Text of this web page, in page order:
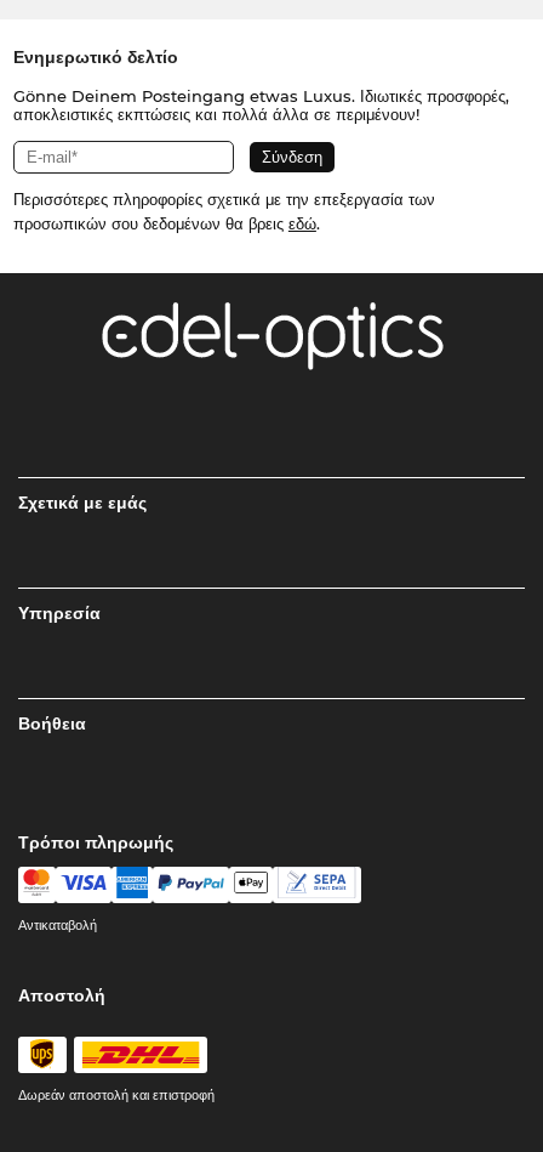
Ενημερωτικό δελτίο
Gönne Deinem Posteingang etwas Luxus. Ιδιωτικές προσφορές,
αποκλειστικές εκπτώσεις και πολλά άλλα σε περιμένουν!
Περισσότερες πληροφορίες σχετικά με την επεξεργασία των
προσωπικών σου δεδομένων θα βρεις εδώ.
Σχετικά με εμάς
Υπηρεσία
Βοήθεια
Τρόποι πληρωμής
Αντικαταβολή
Αποστολή
Δωρεάν αποστολή και επιστροφή